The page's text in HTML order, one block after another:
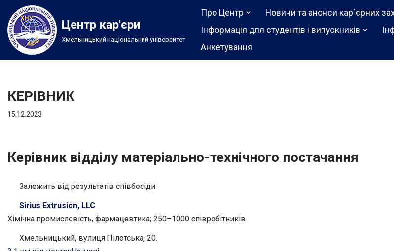
Перейти
до
вмісту
Центр кар'єри
Хмельницький національний університет
Про Центр Новини та анонси кар`єрних
Інформація для студентів і випускників
Анкетування
КЕРІВНИК
15.12.2023
Керівник відділу матеріально-технічного постачання
Залежить від результатів співбесіди
Sirius Extrusion, LLC
Хімічна промисловість, фармацевтика; 250–1000 співробітників
Хмельницький, вулиця Пілотська, 20.